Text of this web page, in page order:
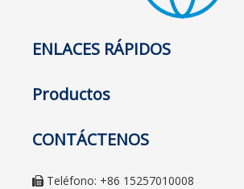
ENLACES RÁPIDOS
Productos
CONTÁCTENOS
 Teléfono: +86 15257010008